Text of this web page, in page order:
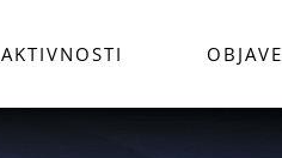
AKTIVNOSTI OBJAVE